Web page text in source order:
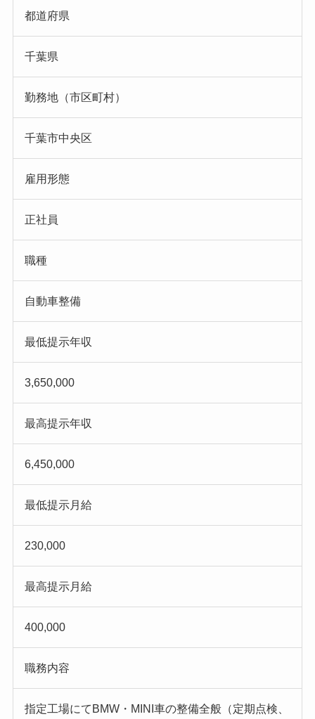
都道府県
千葉県
勤務地（市区町村）
千葉市中央区
雇用形態
正社員
職種
自動車整備
最低提示年収
3,650,000
最高提示年収
6,450,000
最低提示月給
230,000
最高提示月給
400,000
職務内容
指定工場にてBMW・MINI車の整備全般（定期点検、